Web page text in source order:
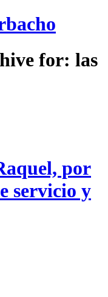
for: las
por
servicio y